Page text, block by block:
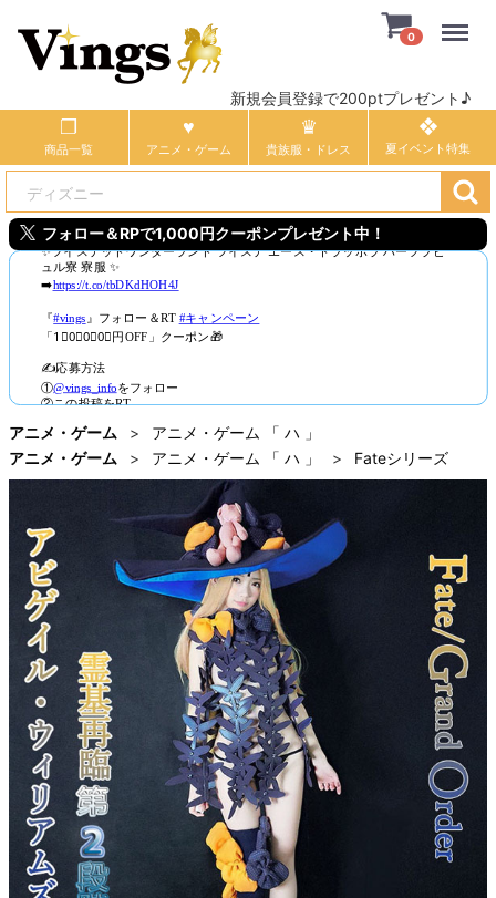
新規会員登録で200ptプレゼント♪
0
商品一覧 アニメ・ゲーム 貴族服・ドレス
フォロー＆RPで1,000円クーポンプレゼント中！
アニメ・ゲーム
アニメ・ゲーム 「 ハ 」
アニメ・ゲーム
アニメ・ゲーム 「 ハ 」 Fateシリーズ